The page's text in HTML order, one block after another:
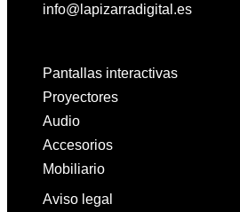
info@lapizarradigital.es
Pantallas interactivas
Proyectores
Audio
Accesorios
Mobiliario
Aviso legal